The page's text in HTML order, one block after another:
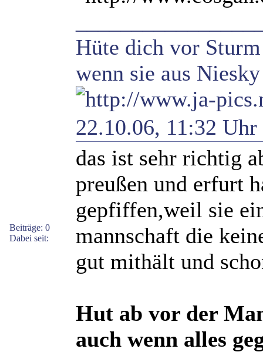
Hüte dich vor
wenn sie aus
Beiträge: 0
Dabei seit:
22.10.06, 11:32 Uhr
das ist sehr richtig
preußen und erfurt
gepfiffen,weil sie
mannschaft die
gut mithält und
Hut ab vor der
auch wenn alles